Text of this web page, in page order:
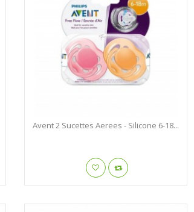
Avent 2 Sucettes Aerees - Silicone 6-18...